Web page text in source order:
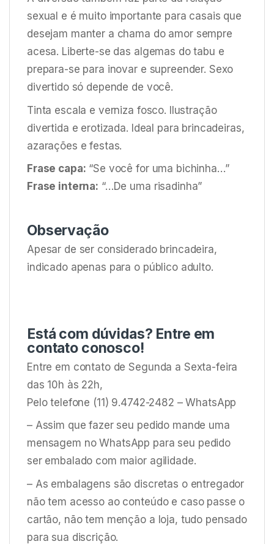
sexual e é muito importante para casais que
desejam manter a chama do amor sempre
acesa. Liberte-se das algemas do tabu e
prepara-se para inovar e supreender. Sexo
divertido só depende de você.
Tinta escala e verniza fosco. Ilustração
divertida e erotizada. Ideal para brincadeiras,
azarações e festas.
Frase capa: “Se você for uma bichinha…”
Frase interna: “…De uma risadinha”
Observação
Apesar de ser considerado brincadeira,
indicado apenas para o público adulto.
Está com dúvidas? Entre em
contato conosco!
Entre em contato de Segunda a Sexta-feira
das 10h às 22h,
Pelo telefone (11) 9.4742-2482 – WhatsApp
– Assim que fazer seu pedido mande uma
mensagem no WhatsApp para seu pedido
ser embalado com maior agilidade.
– As embalagens são discretas o entregador
não tem acesso ao conteúdo e caso passe o
cartão, não tem menção a loja, tudo pensado
para sua discrição.